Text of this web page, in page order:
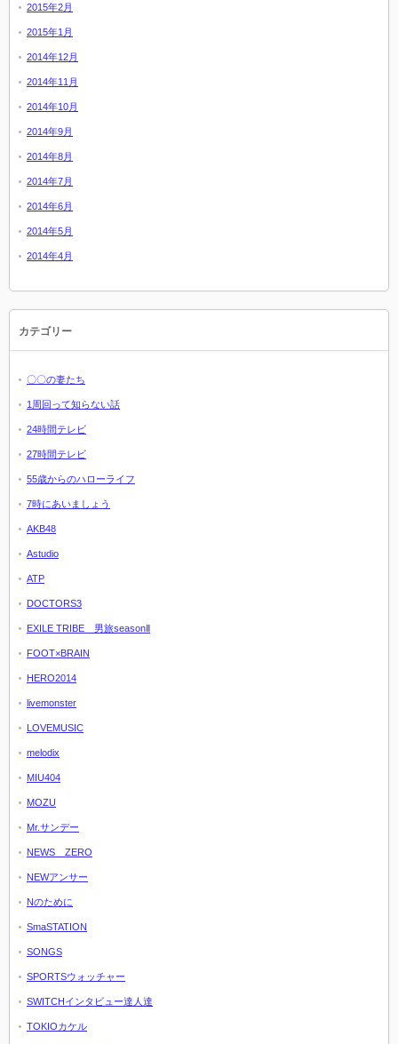
2015年2月
2015年1月
2014年12月
2014年11月
2014年10月
2014年9月
2014年8月
2014年7月
2014年6月
2014年5月
2014年4月
カテゴリー
〇〇の妻たち
1周回って知らない話
24時間テレビ
27時間テレビ
55歳からのハローライフ
7時にあいましょう
AKB48
Astudio
ATP
DOCTORS3
EXILE TRIBE 男旅seasonⅡ
FOOT×BRAIN
HERO2014
livemonster
LOVEMUSIC
melodix
MIU404
MOZU
Mr.サンデー
NEWS ZERO
NEWアンサー
Nのために
SmaSTATION
SONGS
SPORTSウォッチャー
SWITCHインタビュー達人達
TOKIOカケル